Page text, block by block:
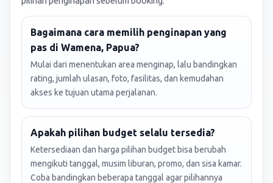
Bagaimana cara memilih penginapan yang
pas di Wamena, Papua?
Mulai dari menentukan area menginap, lalu bandingkan
rating, jumlah ulasan, foto, fasilitas, dan kemudahan
akses ke tujuan utama perjalanan.
Apakah pilihan budget selalu tersedia?
Ketersediaan dan harga pilihan budget bisa berubah
mengikuti tanggal, musim liburan, promo, dan sisa kamar.
Coba bandingkan beberapa tanggal agar pilihannya